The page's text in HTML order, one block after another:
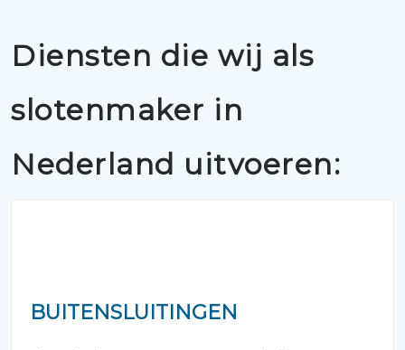
Diensten die wij als
slotenmaker in
Nederland uitvoeren:
BUITENSLUITINGEN